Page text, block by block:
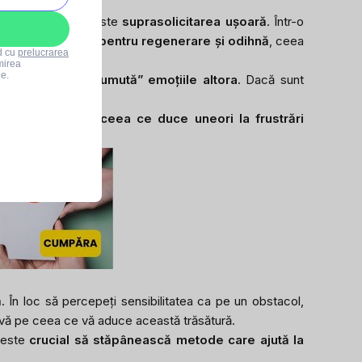
dintre acestea este suprasolicitarea ușoară. Într-o
mai mult timp pentru regenerare și odihnă , ceea
adesea
„împrumută” emoțiile altora. Dacă sunt
conflictele, ceea ce duce uneori la frustrări
. În loc să percepeți sensibilitatea ca pe un obstacol,
pe ceea ce vă aduce această trăsătură.
crucial să stăpânească metode care ajută la
cu prelucrarea